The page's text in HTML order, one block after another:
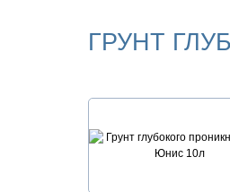
ГРУНТ